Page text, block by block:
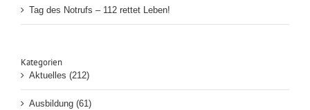
Tag des Notrufs – 112 rettet Leben!
Kategorien
Aktuelles (212)
Ausbildung (61)